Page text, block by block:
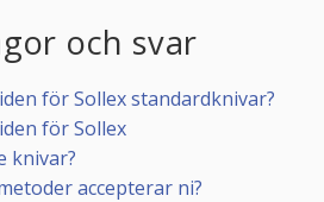
och svar
för Sollex standardknivar?
för Sollex
knivar?
accepterar ni?